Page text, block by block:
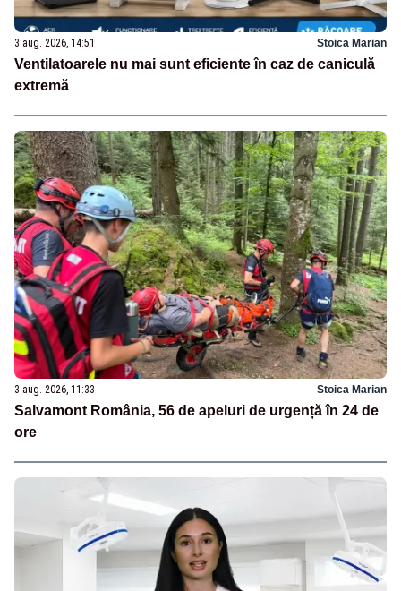
3 aug. 2026, 14:51 Stoica Marian
Ventilatoarele nu mai sunt eficiente în caz de caniculă
extremă
3 aug. 2026, 11:33 Stoica Marian
Salvamont România, 56 de apeluri de urgență în 24 de
ore